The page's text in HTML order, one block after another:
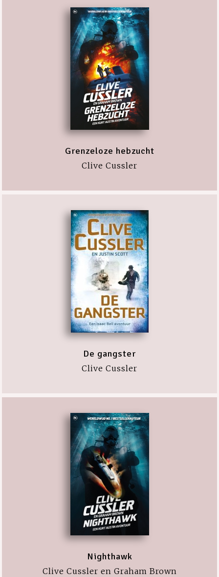
Grenzeloze hebzucht
Clive Cussler
De gangster
Clive Cussler
Nighthawk
Clive Cussler en Graham Brown